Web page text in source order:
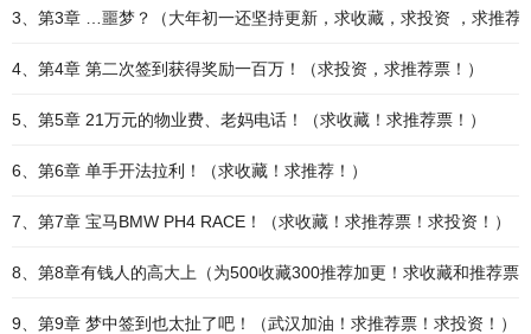
3、第3章 …噩梦？（大年初一还坚持更新，求收藏，求投资 ，求推荐
4、第4章 第二次签到获得奖励一百万！（求投资，求推荐票！）
5、第5章 21万元的物业费、老妈电话！（求收藏！求推荐票！）
6、第6章 单手开法拉利！（求收藏！求推荐！）
7、第7章 宝马BMW PH4 RACE！（求收藏！求推荐票！求投资！）
8、第8章有钱人的高大上（为500收藏300推荐加更！求收藏和推荐票
9、第9章 梦中签到也太扯了吧！（武汉加油！求推荐票！求投资！）